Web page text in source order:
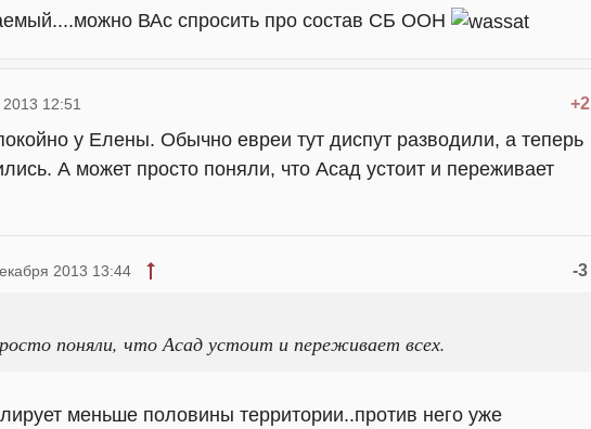
ВАс спросить про состав СБ ООН
+2
12:51
у Елены. Обычно евреи тут диспут разводили, а теперь
А может просто поняли, что Асад устоит и переживает
-3
2013 13:44
поняли, что Асад устоит и переживает всех.
меньше половины территории..против него уже